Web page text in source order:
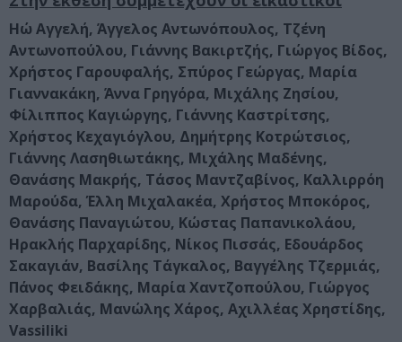
Ηώ Αγγελή, Άγγελος Αντωνόπουλος, Τζένη
Αντωνοπούλου, Γιάννης Βακιρτζής, Γιώργος Βίδος,
Χρήστος Γαρουφαλής, Σπύρος Γεώργας, Μαρία
Γιαννακάκη, Άννα Γρηγόρα, Μιχάλης Ζησίου,
Φίλιππος Καγιώργης, Γιάννης Καστρίτσης,
Χρήστος Κεχαγιόγλου, Δημήτρης Κοτρώτσιος,
Γιάννης Λασηθιωτάκης, Μιχάλης Μαδένης,
Θανάσης Μακρής, Τάσος Μαντζαβίνος, Καλλιρρόη
Μαρούδα, Έλλη Μιχαλακέα, Χρήστος Μποκόρος,
Θανάσης Παναγιώτου, Κώστας Παπανικολάου,
Ηρακλής Παρχαρίδης, Νίκος Πισσάς, Εδουάρδος
Σακαγιάν, Βασίλης Τάγκαλος, Βαγγέλης Τζερμιάς,
Πάνος Φειδάκης, Μαρία Χαντζοπούλου, Γιώργος
Χαρβαλιάς, Μανώλης Χάρος, Αχιλλέας Χρηστίδης,
Vassiliki